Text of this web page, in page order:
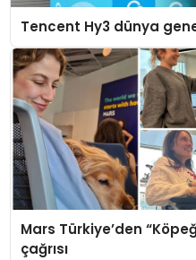
Tencent Hy3 dünya
Mars Türkiye’den
çağrısı